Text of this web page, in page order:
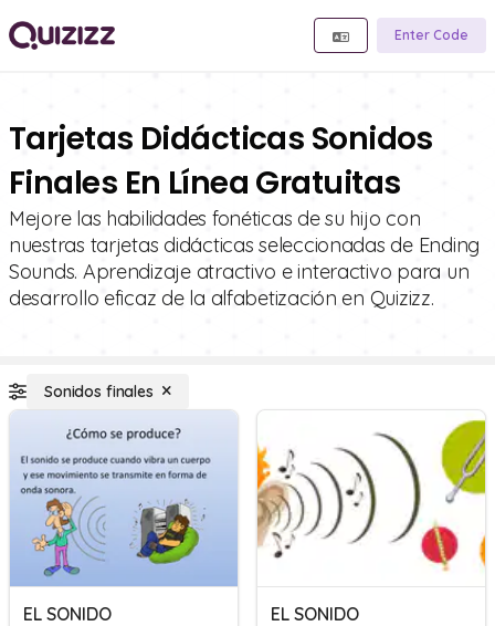
Enter Code
Tarjetas Didácticas Sonidos
Finales En Línea Gratuitas
Mejore las habilidades fonéticas de su hijo con
nuestras tarjetas didácticas seleccionadas de Ending
Sounds. Aprendizaje atractivo e interactivo para un
desarrollo eficaz de la alfabetización en Quizizz.
Sonidos finales
EL SONIDO EL SONIDO